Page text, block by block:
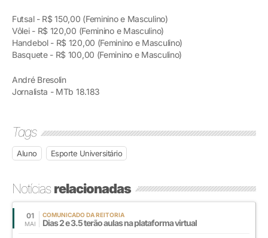
Futsal - R$ 150,00 (Feminino e Masculino)
Vôlei - R$ 120,00 (Feminino e Masculino)
Handebol - R$ 120,00 (Feminino e Masculino)
Basquete - R$ 100,00 (Feminino e Masculino)
André Bresolin
Jornalista - MTb 18.183
Tags
Aluno Esporte Universitário
Notíciasrelacionadas
01
MAI
COMUNICADO DA REITORIA
Dias 2 e 3.5 terão aulas na plataforma virtual